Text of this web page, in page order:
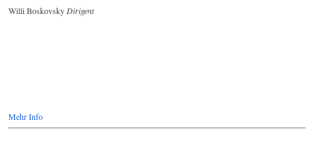
Willi Boskovsky Dirigent
Mehr Info